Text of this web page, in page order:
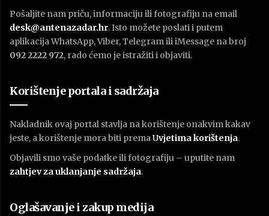
Pošaljite nam priču, informaciju ili fotografiju na email
desk@antenazadar.hr. Isto možete poslati i putem
aplikacija WhatsApp, Viber, Telegram ili iMessage na broj
092 2222 972, rado ćemo je istražiti i objaviti.
Korištenje portala i sadržaja
Nakladnik ovaj portal stavlja na korištenje onakvim kakav
jeste, a korištenje mora biti premaUvjetima korištenja.
Objavili smo vaše podatke ili fotografiju – uputite nam
zahtjev za uklanjanje sadržaja.
Oglašavanje i zakup medija